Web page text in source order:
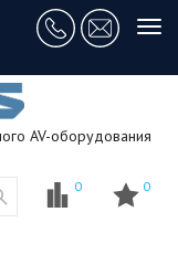
AV-оборудования
0 0